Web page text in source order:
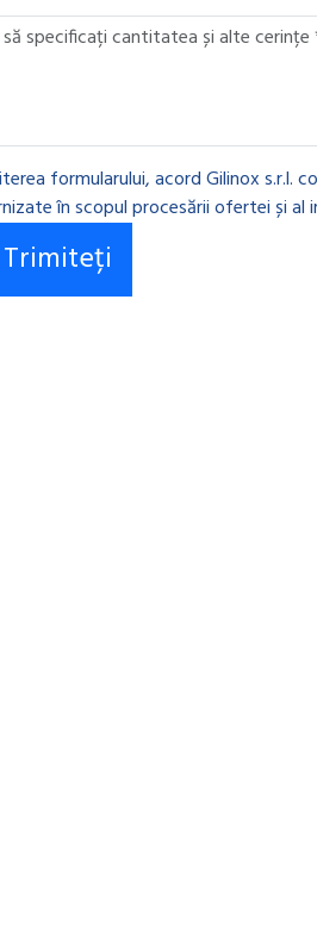
formularului, acord Gilinox s.r.l.
în scopul procesării ofertei și al